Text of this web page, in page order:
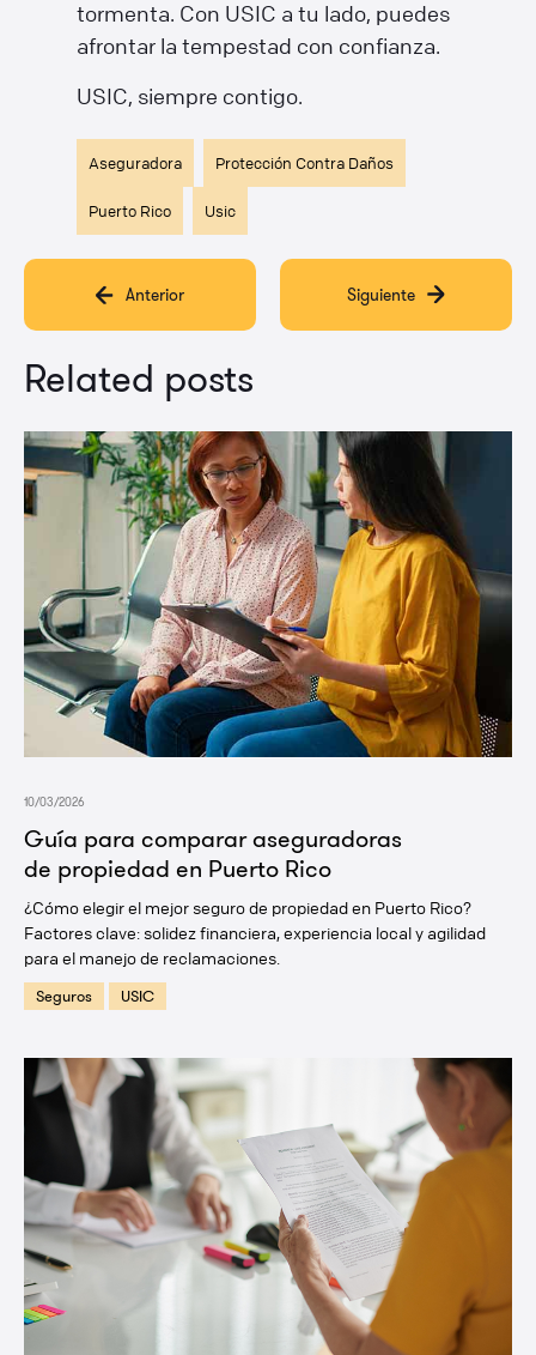
tormenta. Con USIC a tu lado, puedes
afrontar la tempestad con confianza.
USIC, siempre contigo.
Aseguradora Protección Contra Daños
Puerto Rico Usic
Anterior Siguiente
Related posts
Guía para comparar aseguradoras
de propiedad en Puerto Rico
10/03/2026
¿Cómo elegir el mejor seguro de propiedad en Puerto Rico?
Factores clave: solidez financiera, experiencia local y agilidad
para el manejo de reclamaciones.
Seguros USIC